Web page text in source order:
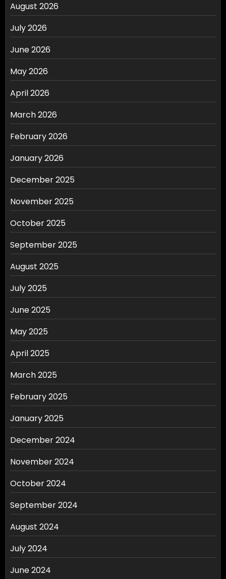
August 2026
July 2026
June 2026
May 2026
April 2026
March 2026
February 2026
January 2026
December 2025
November 2025
October 2025
September 2025
August 2025
July 2025
June 2025
May 2025
April 2025
March 2025
February 2025
January 2025
December 2024
November 2024
October 2024
September 2024
August 2024
July 2024
June 2024